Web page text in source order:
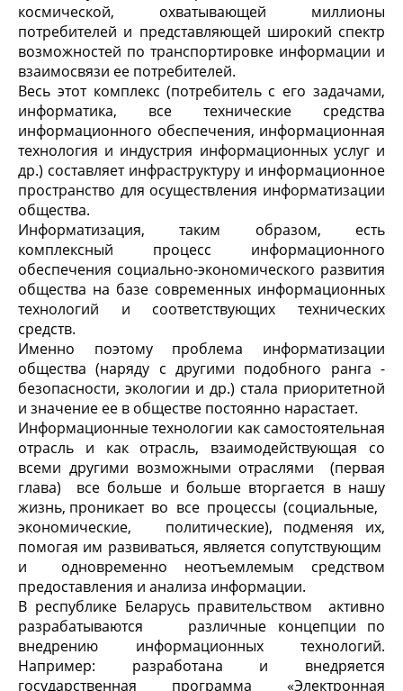
космической, охватывающей миллионы
потребителей и представляющей широкий спектр
возможностей по транспортировке информации и
взаимосвязи ее потребителей.
Весь этот комплекс (потребитель с его задачами,
информатика, все технические средства
информационного обеспечения, информационная
технология и индустрия информационных услуг и
др.) составляет инфраструктуру и информационное
пространство для осуществления информатизации
общества.
Информатизация, таким образом, есть
комплексный процесс информационного
обеспечения социально-экономического развития
общества на базе современных информационных
технологий и соответствующих технических
средств.
Именно поэтому проблема информатизации
общества (наряду с другими подобного ранга -
безопасности, экологии и др.) стала приоритетной
и значение ее в обществе постоянно нарастает.
Информационные технологии как самостоятельная
отрасль и как отрасль, взаимодействующая со
всеми другими возможными отраслями (первая
глава) все больше и больше вторгается в нашу
жизнь, проникает во все процессы (социальные,
экономические, политические), подменяя их,
помогая им развиваться, является сопутствующим
и одновременно неотъемлемым средством
предоставления и анализа информации.
В республике Беларусь правительством активно
разрабатываются различные концепции по
внедрению информационных технологий.
Например: разработана и внедряется
государственная программа «Электронная